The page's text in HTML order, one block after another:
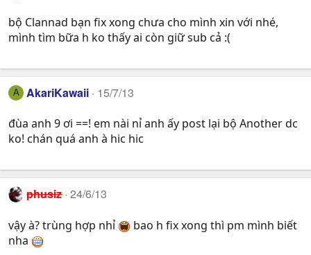
bộ Clannad bạn fix xong chưa cho mình xin với nhé,
mình tìm bữa h ko thấy ai còn giữ sub cả :(
A AkariKawaii 15/7/13
đùa anh 9 ơi ==! em nài nỉ anh ấy post lại bộ Another dc
ko! chán quá anh à hic hic
phusiz 24/6/13
vậy à? trùng hợp nhỉ
bao h fix xong thì pm mình biết
nha